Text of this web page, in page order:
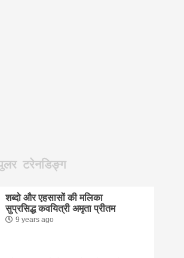
टरेनडिङ्ग
शब्दो और एहसासों की मलिका
सुप्रसिद्ध कवयित्री अमृता प्रीतम
9 years ago